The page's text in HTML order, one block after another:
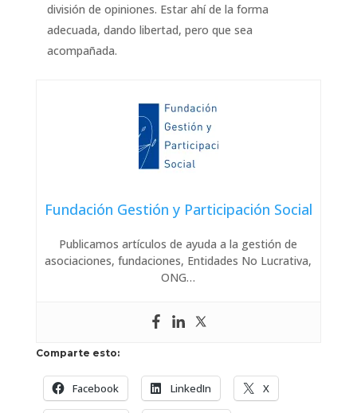
división de opiniones. Estar ahí de la forma
adecuada, dando libertad, pero que sea
acompañada.
Fundación Gestión y Participación Social
Publicamos artículos de ayuda a la gestión de
asociaciones, fundaciones, Entidades No Lucrativa,
ONG…
Comparte esto:
Facebook LinkedIn X